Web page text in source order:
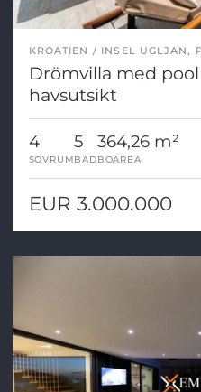
KROATIEN INSEL UGLJAN,
Drömvilla med
havsutsikt
4
SOVRUM
5
BAD
364,26 m²
BOAREA
EUR 3.000.000